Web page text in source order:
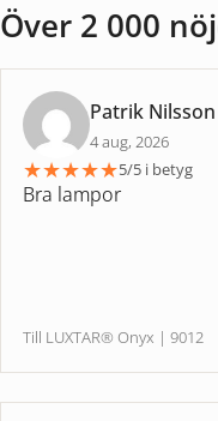
Över 2 000
Patrik Nilsson
4 aug, 2026
★★★★★5/5 i betyg
Bra lampor
Till LUXTAR® Onyx | 9012